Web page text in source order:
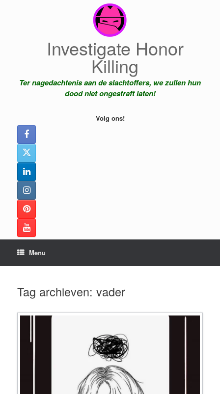
Investigate Honor
Killing
Ter nagedachtenis aan de slachtoffers, we zullen hun
dood niet ongestraft laten!
Volg ons!
Menu
Tag archieven: vader